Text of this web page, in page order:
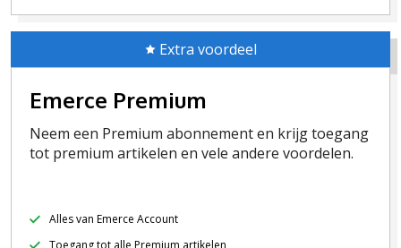
Extra voordeel
Emerce Premium
Neem een Premium abonnement en krijg toegang
tot premium artikelen en vele andere voordelen.
Alles van Emerce Account
Toegang tot alle Premium artikelen